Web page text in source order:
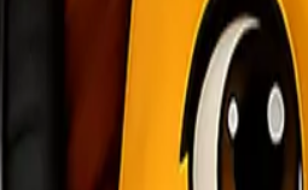
tarif pengiriman yang
yang sesuai dengan kebutuhan
jelas.